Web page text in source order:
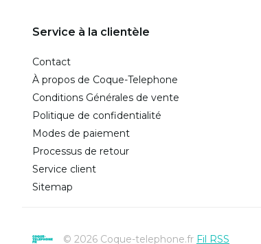
Service à la clientèle
Contact
À propos de Coque-Telephone
Conditions Générales de vente
Politique de confidentialité
Modes de paiement
Processus de retour
Service client
Sitemap
© 2026 Coque-telephone.fr Fil RSS